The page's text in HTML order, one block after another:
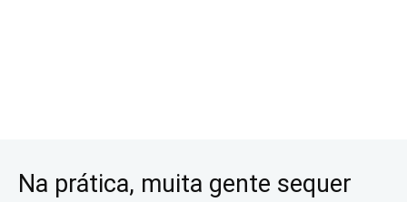
Na prática, muita gente sequer